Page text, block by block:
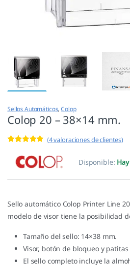
Sellos Automáticos,Colop
Colop 20 – 38×14 mm.
4.75de 5 en
base a
valoracione
(4valoraciones de clientes)
Disponible:
Sello automático Colop Printer Line
modelo de visor tiene la posibilidad
Tamaño del sello: 14×38 mm.
Visor, botón de bloqueo y
El sello completo incluye la